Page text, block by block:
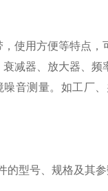
用方便等特点，
减器、放大器、频
音测量。如工厂
型号、规格及其参